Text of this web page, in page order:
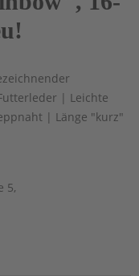
| Leichte
| Länge "kurz"
5,